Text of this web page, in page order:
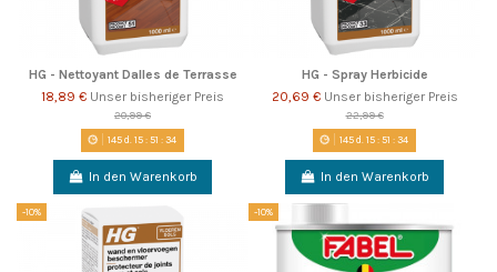
HG - Nettoyant Dalles de Terrasse
18,89 € Unser bisheriger Preis
20,99 €
145d.15:51 :33
In den Warenkorb
HG - Spray Herbicide
20,69 € Unser bisheriger Preis
22,99 €
145d.15:51 :33
In den Warenkorb
-10% -10%